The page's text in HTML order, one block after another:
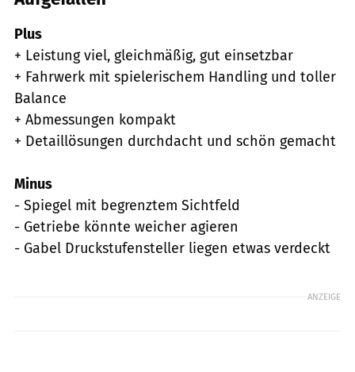
Plus
+ Leistung viel, gleichmäßig, gut einsetzbar
+ Fahrwerk mit spielerischem Handling und toller
Balance
+ Abmessungen kompakt
+ Detaillösungen durchdacht und schön gemacht
Minus
- Spiegel mit begrenztem Sichtfeld
- Getriebe könnte weicher agieren
- Gabel Druckstufensteller liegen etwas verdeckt
ANZEIGE